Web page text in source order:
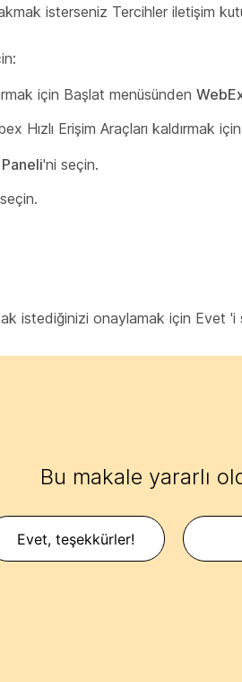
isterseniz Tercihler iletişim
için Başlat menüsünden
Hızlı Erişim Araçları kaldırmak
'ni seçin.
istediğinizi onaylamak için Evet 'i
Bu makale yararlı
Evet, teşekkürler!